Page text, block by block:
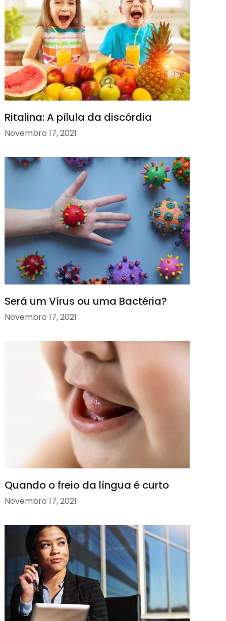
Ritalina: A pílula da discórdia
Novembro 17, 2021
Será um Vírus ou uma Bactéria?
Novembro 17, 2021
Quando o freio da língua é curto
Novembro 17, 2021